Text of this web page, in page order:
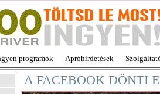
programok Apróhirdetések
A FACEBOOK DÖNTI